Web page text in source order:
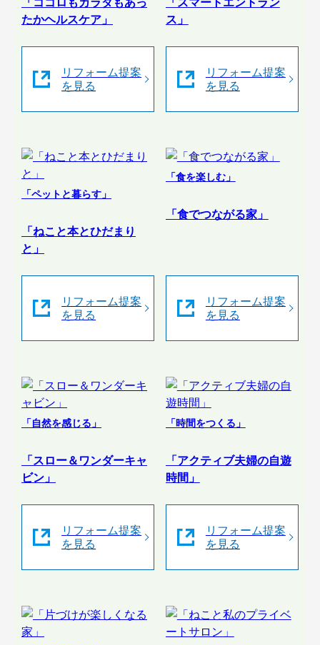
たかヘルスケア」
リフォーム提案
を見る
ス」
リフォーム提案
を見る
「ペットと暮らす」
「ねこと本とひだまり
と」
リフォーム提案
を見る
「食を楽しむ」
「食でつながる家」
リフォーム提案
を見る
「自然を感じる」
「スロー＆ワンダーキャ
ビン」
リフォーム提案
を見る
「時間をつくる」
「アクティブ夫婦の自遊
時間」
リフォーム提案
を見る